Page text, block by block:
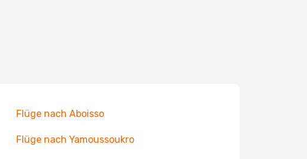
Flüge nach Aboisso
Flüge nach Yamoussoukro